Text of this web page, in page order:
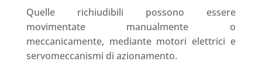
Quelle richiudibili possono essere
movimentate manualmente o
meccanicamente, mediante motori elettrici e
servomeccanismi di azionamento.